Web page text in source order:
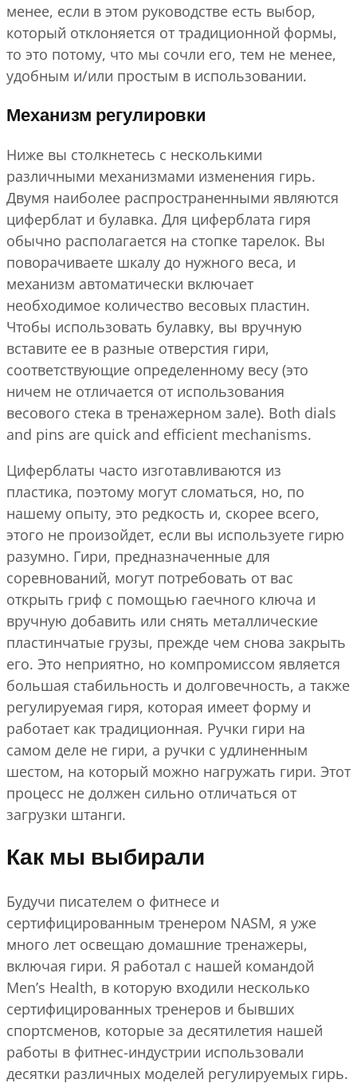
менее, если в этом руководстве есть выбор,
который отклоняется от традиционной формы,
то это потому, что мы сочли его, тем не менее,
удобным и/или простым в использовании.
Механизм регулировки
Ниже вы столкнетесь с несколькими
различными механизмами изменения гирь.
Двумя наиболее распространенными являются
циферблат и булавка. Для циферблата гиря
обычно располагается на стопке тарелок. Вы
поворачиваете шкалу до нужного веса, и
механизм автоматически включает
необходимое количество весовых пластин.
Чтобы использовать булавку, вы вручную
вставите ее в разные отверстия гири,
соответствующие определенному весу (это
ничем не отличается от использования
весового стека в тренажерном зале). Both dials
and pins are quick and efficient mechanisms.
Циферблаты часто изготавливаются из
пластика, поэтому могут сломаться, но, по
нашему опыту, это редкость и, скорее всего,
этого не произойдет, если вы используете гирю
разумно. Гири, предназначенные для
соревнований, могут потребовать от вас
открыть гриф с помощью гаечного ключа и
вручную добавить или снять металлические
пластинчатые грузы, прежде чем снова закрыть
его. Это неприятно, но компромиссом является
большая стабильность и долговечность, а также
регулируемая гиря, которая имеет форму и
работает как традиционная. Ручки гири на
самом деле не гири, а ручки с удлиненным
шестом, на который можно нагружать гири. Этот
процесс не должен сильно отличаться от
загрузки штанги.
Как мы выбирали
Будучи писателем о фитнесе и
сертифицированным тренером NASM, я уже
много лет освещаю домашние тренажеры,
включая гири. Я работал с нашей командой
Men’s Health, в которую входили несколько
сертифицированных тренеров и бывших
спортсменов, которые за десятилетия нашей
работы в фитнес-индустрии использовали
десятки различных моделей регулируемых гирь.